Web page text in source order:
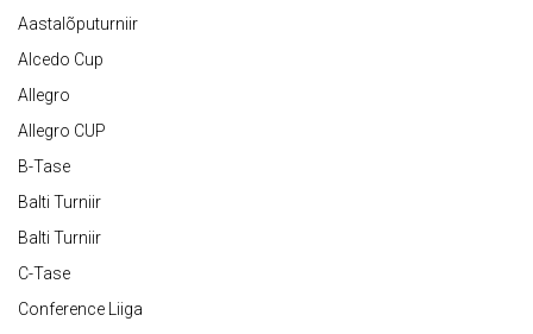
Aastalõputurniir
Alcedo Cup
Allegro
Allegro CUP
B-Tase
Balti Turniir
Balti Turniir
C-Tase
Conference Liiga